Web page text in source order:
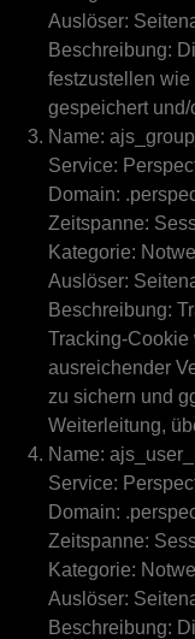
Auslöser:
Beschreibung:
festzustellen
gespeichert
Name:
Service:
Domain:
Zeitspanne:
Kategorie:
Auslöser:
Beschreibung:
Tracking-Cookie
ausreichender
zu sichern und
Weiterleitung,
Name:
Service:
Domain:
Zeitspanne:
Kategorie:
Auslöser:
Beschreibung: